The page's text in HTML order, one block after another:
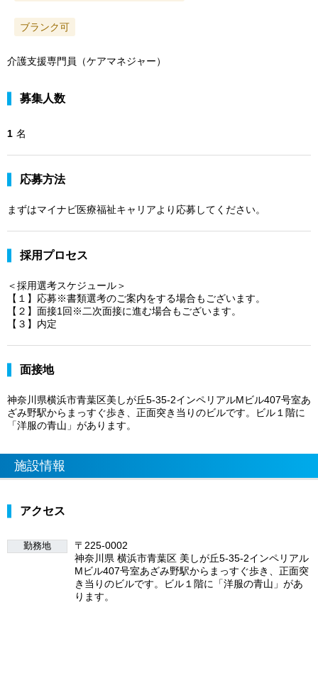
ブランク可
介護支援専門員（ケアマネジャー）
募集人数
1 名
応募方法
まずはマイナビ医療福祉キャリアより応募してください。
採用プロセス
＜採用選考スケジュール＞
【１】応募※書類選考のご案内をする場合もございます。
【２】面接1回※二次面接に進む場合もございます。
【３】内定
面接地
神奈川県横浜市青葉区美しが丘5-35-2インペリアルMビル407号室あ
ざみ野駅からまっすぐ歩き、正面突き当りのビルです。ビル１階に
「洋服の青山」があります。
施設情報
アクセス
勤務地
〒225-0002
神奈川県 横浜市青葉区 美しが丘5-35-2インペリアル
Mビル407号室あざみ野駅からまっすぐ歩き、正面突
き当りのビルです。ビル１階に「洋服の青山」があ
ります。